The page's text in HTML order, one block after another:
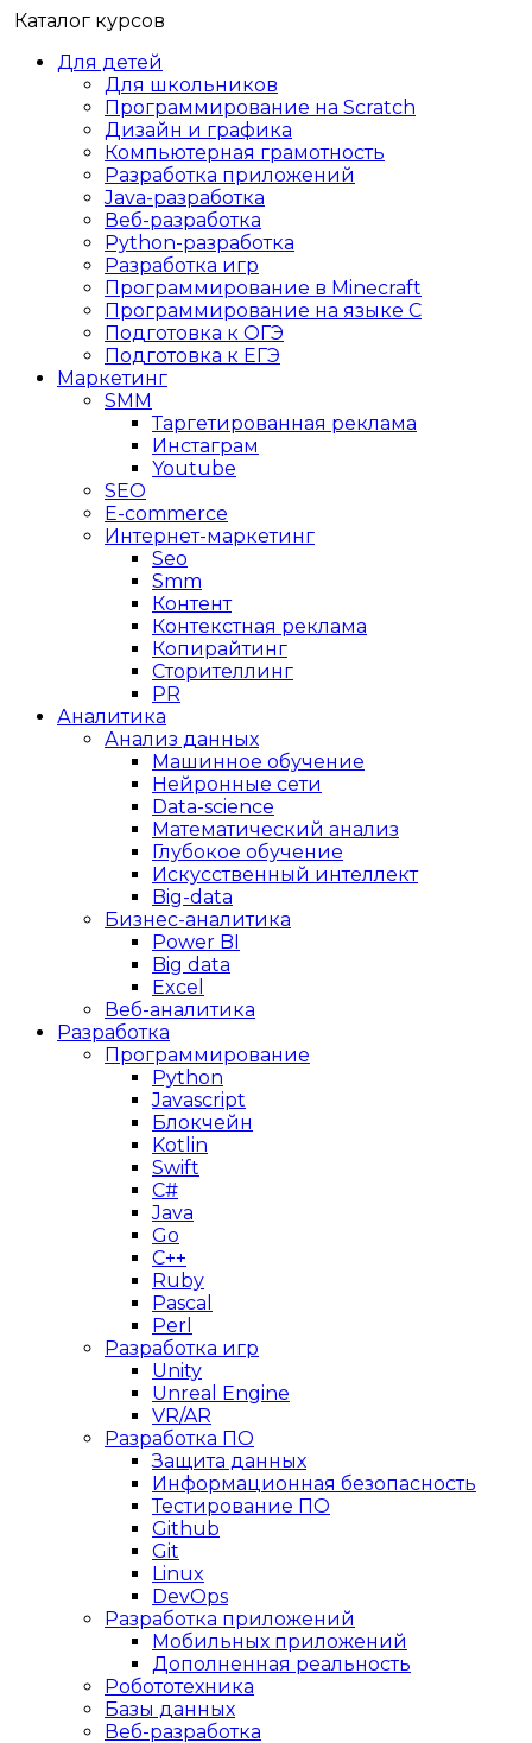
Каталог курсов
Для детей
Для школьников
Программирование на Scratch
Дизайн и графика
Компьютерная грамотность
Разработка приложений
Java-разработка
Веб-разработка
Python-разработка
Разработка игр
Программирование в Minecraft
Программирование на языке C
Подготовка к ОГЭ
Подготовка к ЕГЭ
Маркетинг
SMM
Таргетированная реклама
Инстаграм
Youtube
SEO
E-сommerce
Интернет-маркетинг
Seo
Smm
Контент
Контекстная реклама
Копирайтинг
Сторителлинг
PR
Аналитика
Анализ данных
Машинное обучение
Нейронные сети
Data-science
Математический анализ
Глубокое обучение
Искусственный интеллект
Big-data
Бизнес-аналитика
Power BI
Big data
Excel
Веб-аналитика
Разработка
Программирование
Python
Javascript
Блокчейн
Kotlin
Swift
C#
Java
Go
C++
Ruby
Pascal
Perl
Разработка игр
Unity
Unreal Engine
VR/AR
Разработка ПО
Защита данных
Информационная безопасность
Тестирование ПО
Github
Git
Linux
DevOps
Разработка приложений
Мобильных приложений
Дополненная реальность
Робототехника
Базы данных
Веб-разработка